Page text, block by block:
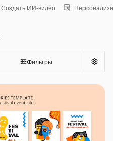
Создать ИИ-видео
Фильтры